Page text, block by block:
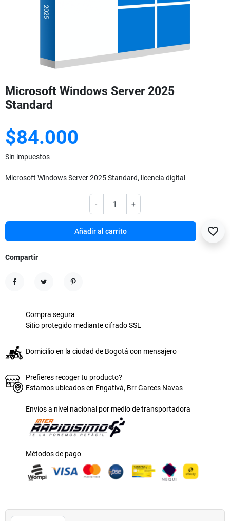
Microsoft Windows Server 2025
Standard
$84.000
Sin impuestos
Microsoft Windows Server 2025 Standard, licencia digital
- +
Añadir al carrito favorite_border
Compartir
Compra segura
Sitio protegido mediante cifrado SSL
Domicilio en la ciudad de Bogotá con mensajero
Prefieres recoger tu producto?
Estamos ubicados en Engativá, Brr Garces Navas
Envíos a nivel nacional por medio de transportadora
Métodos de pago